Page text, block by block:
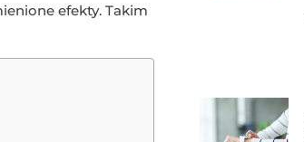
efekty. Takim